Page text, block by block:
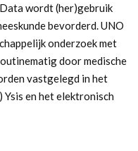
wordt (her)gebruik
bevorderd. UNO
onderzoek met
door medische
vastgelegd in het
en het elektronisch